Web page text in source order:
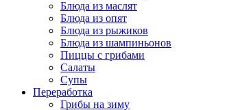
Блюда из маслят
Блюда из опят
Блюда из рыжиков
Блюда из шампиньонов
Пиццы с грибами
Салаты
Супы
Переработка
Грибы на зиму